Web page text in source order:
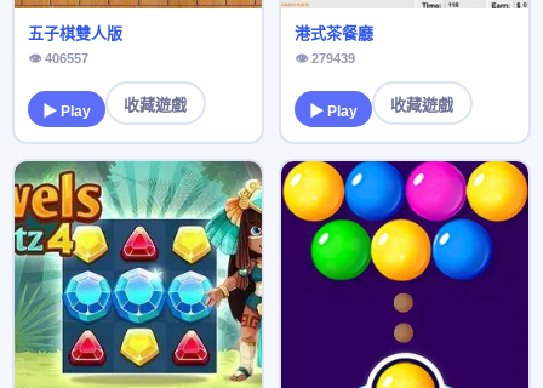
五子棋雙人版
👁 406557
▶ Play 收藏遊戲
港式茶餐廳
👁 279439
▶ Play 收藏遊戲